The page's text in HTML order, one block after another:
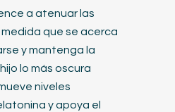
a atenuar las
que se acerca
y mantenga la
lo más oscura
niveles
y apoya el